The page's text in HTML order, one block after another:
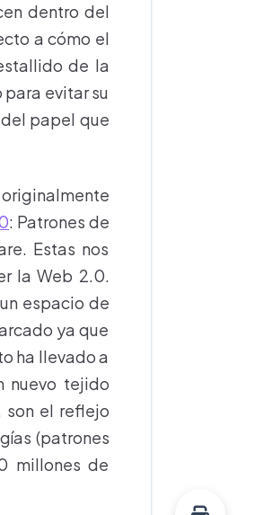
dentro del
a cómo el
de la
evitar su
papel que
: Patrones de
Estas nos
la Web 2.0.
espacio de
ya que
ha llevado a
nuevo tejido
son el reflejo
(patrones
millones de